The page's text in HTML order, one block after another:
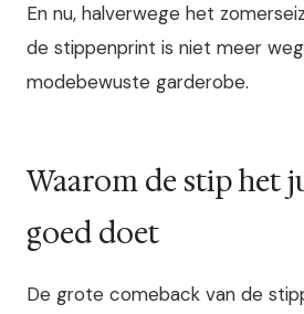
En nu, halverwege het
de stippenprint is niet meer
modebewuste garderobe.
Waarom de stip het
goed doet
De grote comeback van de